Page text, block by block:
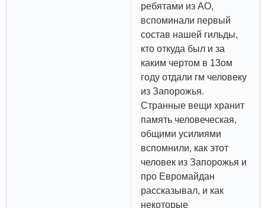
ребятами из АО,
вспоминали первый
состав нашей гильды,
кто откуда был и за
каким чертом в 13ом
году отдали гм человеку
из Запорожья.
Странные вещи хранит
память человеческая,
общими усилиями
вспомнили, как этот
человек из Запорожья и
про Евромайдан
рассказывал, и как
некоторые